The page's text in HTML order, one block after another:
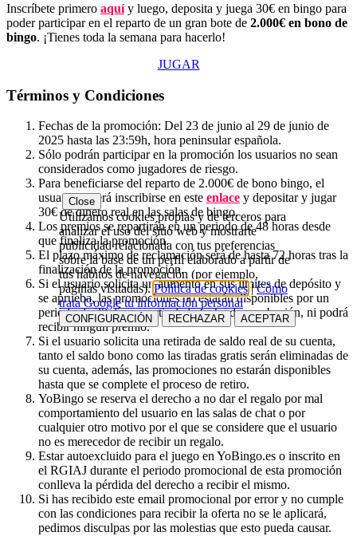
Inscríbete primero aquí y luego, deposita y juega 30€ en bingo para
poder participar en el reparto de un gran bote de 2.000€ en bono de
bingo. ¡Tienes toda la semana para hacerlo!
JUGAR
Términos y Condiciones
Fechas de la promoción: Del 23 de junio al 29 de junio de
2025 hasta las 23:59h, hora peninsular española.
Sólo podrán participar en la promoción los usuarios no sean
considerados como jugadores de riesgo.
Para beneficiarse del reparto de 2.000€ de bono bingo, el
usuario deberá inscribirse en este enlace y depositar y jugar
30€ de dinero real en las salas de bingo.
Los premios se repartirán en un periodo de 48 horas desde
que finaliza la promoción.
El plazo máximo de reclamación será de hasta 72 horas tras la
finalización de la promoción.
Si el usuario solicita un aumento en sus límites de depósito y
se aprueba, las promociones no estarán disponibles por un
periodo de 30 días a partir de la fecha de aprobación, ni podrá
recibir ningún premio.
Si el usuario solicita una retirada de saldo real de su cuenta,
tanto el saldo bono como las tiradas gratis serán eliminadas de
su cuenta, además, las promociones no estarán disponibles
hasta que se complete el proceso de retiro.
YoBingo se reserva el derecho a no dar el regalo por mal
comportamiento del usuario en las salas de chat o por
cualquier otro motivo por el que se considere que el usuario
no es merecedor de recibir un regalo.
Estar autoexcluido para el juego en YoBingo.es o inscrito en
el RGIAJ durante el periodo promocional de esta promoción
conlleva la pérdida del derecho a recibir el mismo.
Si has recibido este email promocional por error y no cumple
con las condiciones para recibir la oferta no se le aplicará,
pedimos disculpas por las molestias que esto pueda causar.
Close
Utilizamos cookies propias y de terceros para
analizar el uso del sitio web y mostrarte
publicidad relacionada con tus preferencias
sobre la base de un perfil elaborado a partir de
tus hábitos de navegación (por ejemplo,
páginas visitadas).Política de cookies|Cómo
trata Google tu información personal
CONFIGURACIÓN RECHAZAR ACEPTAR